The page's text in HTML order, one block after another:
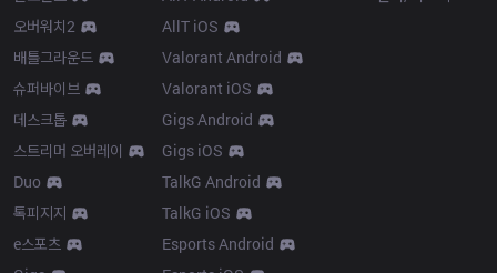
오버워치2
배틀그라운드
슈퍼바이브
데스크톱
스트리머 오버레이
Duo
톡피지지
e스포츠
AllT iOS
Valorant Android
Valorant iOS
Gigs Android
Gigs iOS
TalkG Android
TalkG iOS
Esports Android